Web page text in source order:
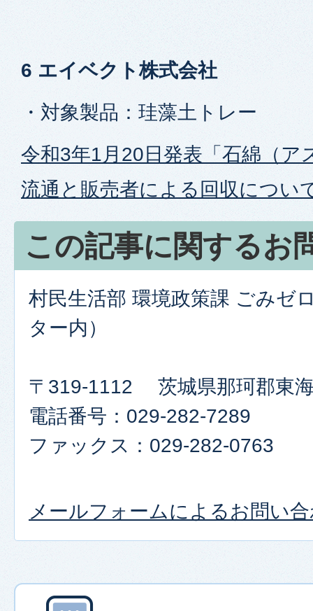
6 エイベクト株式会社
・対象製品：珪藻土トレー
令和3年1月20日発表「石綿（ア
流通と販売者による回収につい
この記事に関するお
村民生活部 環境政策課 ごみゼ
ター内）
〒319-1112 茨城県那珂郡東
電話番号：029-282-7289
ファックス：029-282-0763
メールフォームによるお問い